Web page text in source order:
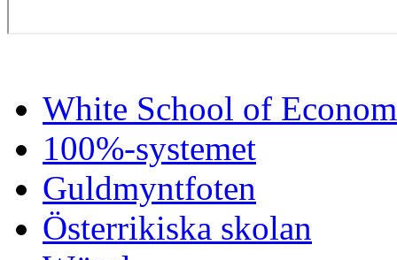
White School of
100%-systemet
Guldmyntfoten
Österrikiska skolan